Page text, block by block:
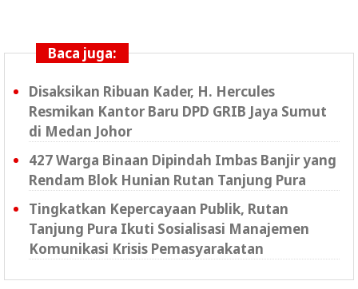
Baca juga:
Disaksikan Ribuan Kader, H. Hercules
Resmikan Kantor Baru DPD GRIB Jaya Sumut
di Medan Johor
427 Warga Binaan Dipindah Imbas Banjir yang
Rendam Blok Hunian Rutan Tanjung Pura
Tingkatkan Kepercayaan Publik, Rutan
Tanjung Pura Ikuti Sosialisasi Manajemen
Komunikasi Krisis Pemasyarakatan